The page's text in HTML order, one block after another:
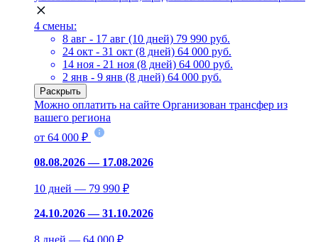
4 смены:
8 авг - 17 авг (10 дней) 79 990 руб.
24 окт - 31 окт (8 дней) 64 000 руб.
14 ноя - 21 ноя (8 дней) 64 000 руб.
2 янв - 9 янв (8 дней) 64 000 руб.
Раскрыть
Можно оплатить на сайте Организован трансфер из
вашего региона
от 64 000 ₽
08.08.2026 — 17.08.2026
10 дней — 79 990 ₽
24.10.2026 — 31.10.2026
8 дней — 64 000 ₽